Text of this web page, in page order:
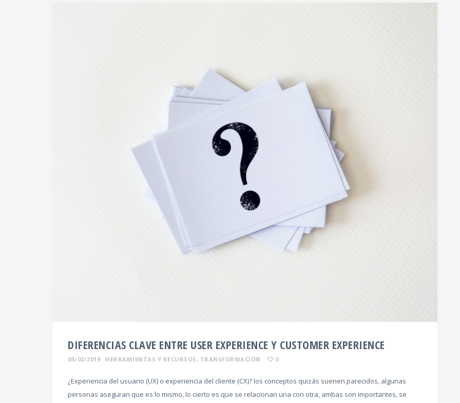
DIFERENCIAS CLAVE ENTRE USER EXPERIENCE Y CUSTOMER EXPERIENCE
05/02/2019 HERRAMIENTAS Y RECURSOS , TRANSFORMACIÓN 0
¿Experiencia del usuario (UX) o experiencia del cliente (CX)? los conceptos quizás suenen parecidos, algunas
personas aseguran que es lo mismo, lo cierto es que se relacionan una con otra, ambas son importantes, se